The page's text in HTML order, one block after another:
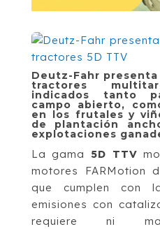
Deutz-Fahr
tractores
indicados tanto
campo abierto,
en los frutales y
de plantación
explotaciones
La gama 5D TTV
motores FARMotion
que cumplen con
emisiones con
requiere ni